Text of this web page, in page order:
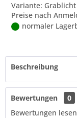
Variante:
Preise nach
normaler
Beschreibung
Bewertungen
0
Bewertungen